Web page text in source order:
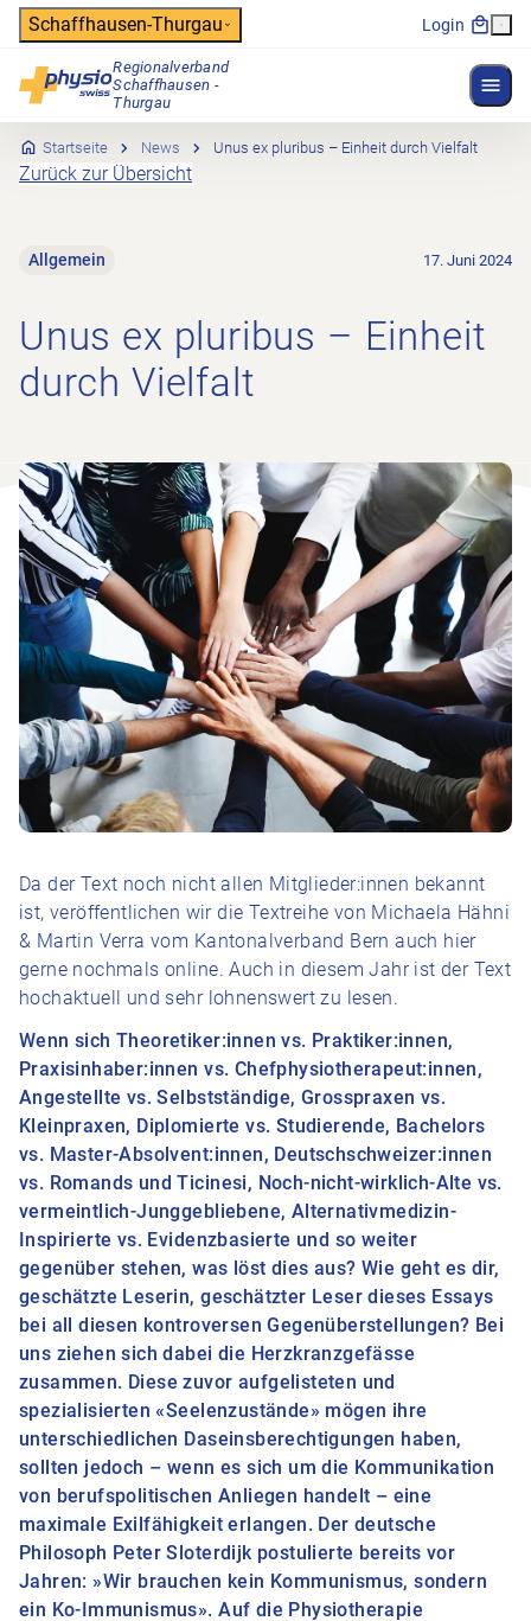
Header
Schaffhausen-Thurgau Login
Regionalverband
Schaffhausen -
Thurgau
Hauptnavigation
Startseite News Unus ex pluribus – Einheit durch Vielfalt
Zurück zur Übersicht
Allgemein 17. Juni 2024
Unus ex pluribus – Einheit
durch Vielfalt
Da der Text noch nicht allen Mitglieder:innen bekannt
ist, veröffentlichen wir die Textreihe von Michaela Hähni
& Martin Verra vom Kantonalverband Bern auch hier
gerne nochmals online. Auch in diesem Jahr ist der Text
hochaktuell und sehr lohnenswert zu lesen.
Wenn sich Theoretiker:innen vs. Praktiker:innen,
Praxisinhaber:innen vs. Chefphysiotherapeut:innen,
Angestellte vs. Selbstständige, Grosspraxen vs.
Kleinpraxen, Diplomierte vs. Studierende, Bachelors
vs. Master-Absolvent:innen, Deutschschweizer:innen
vs. Romands und Ticinesi, Noch-nicht-wirklich-Alte vs.
vermeintlich-Junggebliebene, Alternativmedizin-
Inspirierte vs. Evidenzbasierte und so weiter
gegenüber stehen, was löst dies aus? Wie geht es dir,
geschätzte Leserin, geschätzter Leser dieses Essays
bei all diesen kontroversen Gegenüberstellungen? Bei
uns ziehen sich dabei die Herzkranzgefässe
zusammen. Diese zuvor aufgelisteten und
spezialisierten «Seelenzustände» mögen ihre
unterschiedlichen Daseinsberechtigungen haben,
sollten jedoch – wenn es sich um die Kommunikation
von berufspolitischen Anliegen handelt – eine
maximale Exilfähigkeit erlangen. Der deutsche
Philosoph Peter Sloterdijk postulierte bereits vor
Jahren: »Wir brauchen kein Kommunismus, sondern
ein Ko-Immunismus». Auf die Physiotherapie